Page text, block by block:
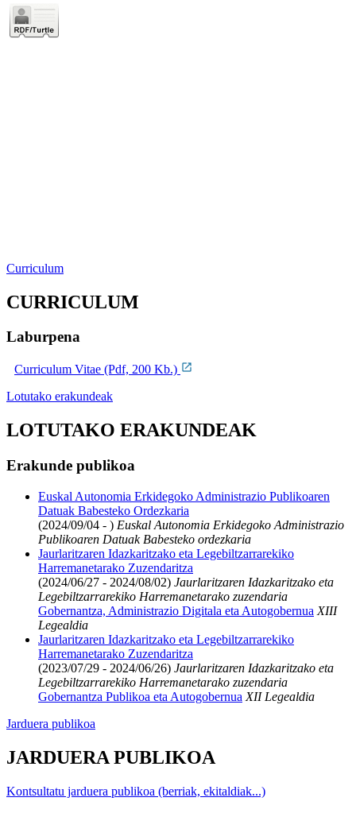
Curriculum
CURRICULUM
Laburpena
Curriculum Vitae (Pdf, 200 Kb.)
Lotutako erakundeak
LOTUTAKO ERAKUNDEAK
Erakunde publikoa
Euskal Autonomia Erkidegoko Administrazio Publikoaren
Datuak Babesteko Ordezkaria
(2024/09/04 - ) Euskal Autonomia Erkidegoko Administrazio
Publikoaren Datuak Babesteko ordezkaria
Jaurlaritzaren Idazkaritzako eta Legebiltzarrarekiko
Harremanetarako Zuzendaritza
(2024/06/27 - 2024/08/02) Jaurlaritzaren Idazkaritzako eta
Legebiltzarrarekiko Harremanetarako zuzendaria
Gobernantza, Administrazio Digitala eta Autogobernua XIII
Legealdia
Jaurlaritzaren Idazkaritzako eta Legebiltzarrarekiko
Harremanetarako Zuzendaritza
(2023/07/29 - 2024/06/26) Jaurlaritzaren Idazkaritzako eta
Legebiltzarrarekiko Harremanetarako zuzendaria
Gobernantza Publikoa eta Autogobernua XII Legealdia
Jarduera publikoa
JARDUERA PUBLIKOA
Kontsultatu jarduera publikoa (berriak, ekitaldiak...)